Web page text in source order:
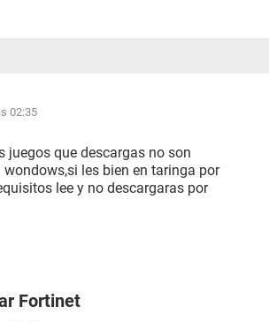
02:35
juegos que descargas no son
les bien en taringa por
lee y no descargaras por
Fortinet